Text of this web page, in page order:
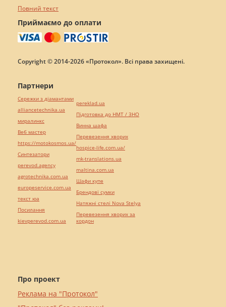
Повний текст
Приймаємо до оплати
Copyright © 2014-2026 «Протокол». Всі права захищені.
Про проект
Реклама на "Протокол"
Партнери
Сережки з діамантами
alliancetechnika.ua
миралинкс
Веб мастер
https://motokosmos.ua/
Синтезатори
perevod.agency
agrotechnika.com.ua
europeservice.com.ua
текст юа
Посилання
kievperevod.com.ua
pereklad.ua
Підготовка до НМТ / ЗНО
Винна шафа
Перевезення хворих
hospice-life.com.ua/
mk-translations.ua
maltina.com.ua
Шафи купе
Брендові сумки
Натяжні стелі Nova Stelya
Перевезення хворих за
кордон